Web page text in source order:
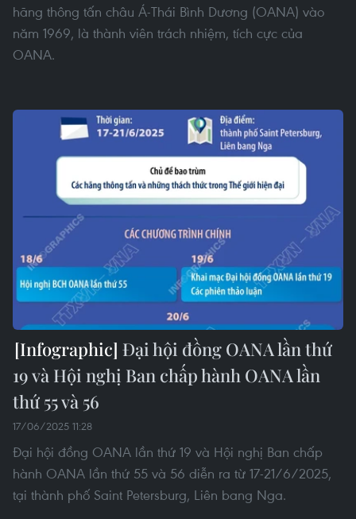
hãng thông tấn châu Á-Thái Bình Dương (OANA) vào
năm 1969, là thành viên trách nhiệm, tích cực của
OANA.
Đại hội đồng OANA lần thứ
19 và Hội nghị Ban chấp hành OANA lần
thứ 55 và 56
17/06/2025 11:28
Đại hội đồng OANA lần thứ 19 và Hội nghị Ban chấp
hành OANA lần thứ 55 và 56 diễn ra từ 17-21/6/2025,
tại thành phố Saint Petersburg, Liên bang Nga.